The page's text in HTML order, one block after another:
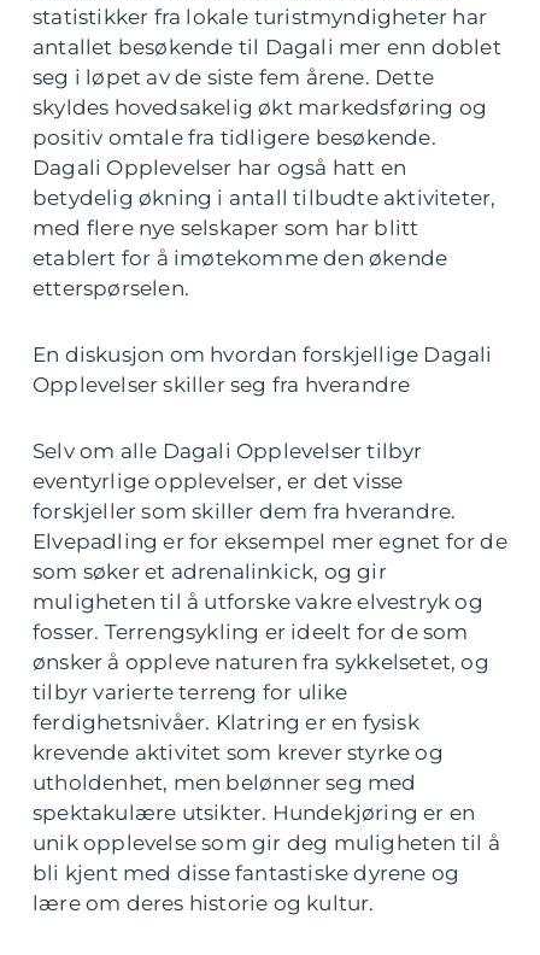
statistikker fra lokale turistmyndigheter har
antallet besøkende til Dagali mer enn doblet
seg i løpet av de siste fem årene. Dette
skyldes hovedsakelig økt markedsføring og
positiv omtale fra tidligere besøkende.
Dagali Opplevelser har også hatt en
betydelig økning i antall tilbudte aktiviteter,
med flere nye selskaper som har blitt
etablert for å imøtekomme den økende
etterspørselen.
En diskusjon om hvordan forskjellige Dagali
Opplevelser skiller seg fra hverandre
Selv om alle Dagali Opplevelser tilbyr
eventyrlige opplevelser, er det visse
forskjeller som skiller dem fra hverandre.
Elvepadling er for eksempel mer egnet for de
som søker et adrenalinkick, og gir
muligheten til å utforske vakre elvestryk og
fosser. Terrengsykling er ideelt for de som
ønsker å oppleve naturen fra sykkelsetet, og
tilbyr varierte terreng for ulike
ferdighetsnivåer. Klatring er en fysisk
krevende aktivitet som krever styrke og
utholdenhet, men belønner seg med
spektakulære utsikter. Hundekjøring er en
unik opplevelse som gir deg muligheten til å
bli kjent med disse fantastiske dyrene og
lære om deres historie og kultur.